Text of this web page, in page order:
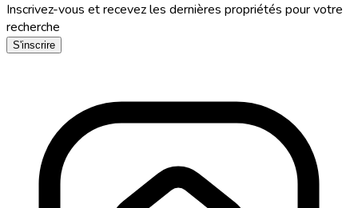
Inscrivez-vous et recevez les dernières propriétés pour votre
recherche
S'inscrire